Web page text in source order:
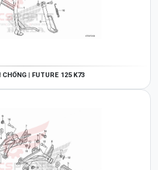
CHỐNG | FUTURE 125 K73